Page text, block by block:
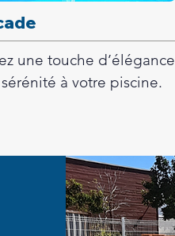
une touche d’élégance
à votre piscine.